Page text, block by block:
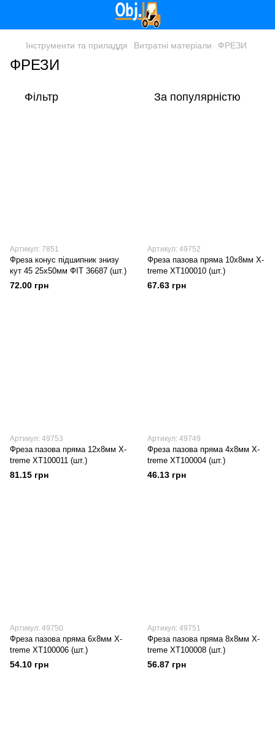
Інструменти та приладдя Витратні матеріали ФРЕЗИ
ФРЕЗИ
Фільтр За популярністю
Артикул: 7851
Фреза конус підшипник знизу
кут 45 25х50мм ФІТ 36687 (шт.)
72.00 грн
Артикул: 49752
Фреза пазова пряма 10х8мм X-
treme XT100010 (шт.)
67.63 грн
Артикул: 49753
Фреза пазова пряма 12х8мм X-
treme XT100011 (шт.)
81.15 грн
Артикул: 49749
Фреза пазова пряма 4х8мм X-
treme XT100004 (шт.)
46.13 грн
Артикул: 49750
Фреза пазова пряма 6х8мм X-
treme XT100006 (шт.)
54.10 грн
Артикул: 49751
Фреза пазова пряма 8х8мм X-
treme XT100008 (шт.)
56.87 грн